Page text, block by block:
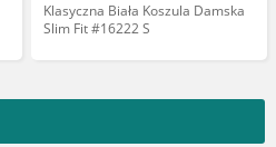
Klasyczna Biała Koszula Damska
Slim Fit #16222 S